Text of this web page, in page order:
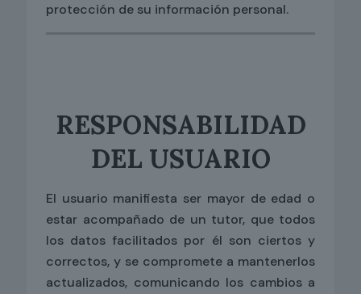
protección de su información personal.
RESPONSABILIDAD
DEL USUARIO
El usuario manifiesta ser mayor de edad o
estar acompañado de un tutor, que todos
los datos facilitados por él son ciertos y
correctos, y se compromete a mantenerlos
actualizados, comunicando los cambios a